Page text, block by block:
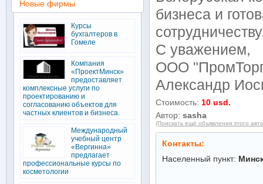
бизнеса и
С уважением,
ООО
Александр
Стоимость: 10 usd.
Автор:sasha
(Поискать ещё объявления этого
Контакты:
Населенный пункт:
Новые фирмы
Курсы
бухгалтеров в
Гомеле
Компания
«ПроектМинск»
предоставляет
комплексные услуги по
проектированию и
согласованию объектов для
частных клиентов и бизнеса.
Международный
учебный центр
«Вергинна»
предлагает
профессиональные курсы по
косметологии